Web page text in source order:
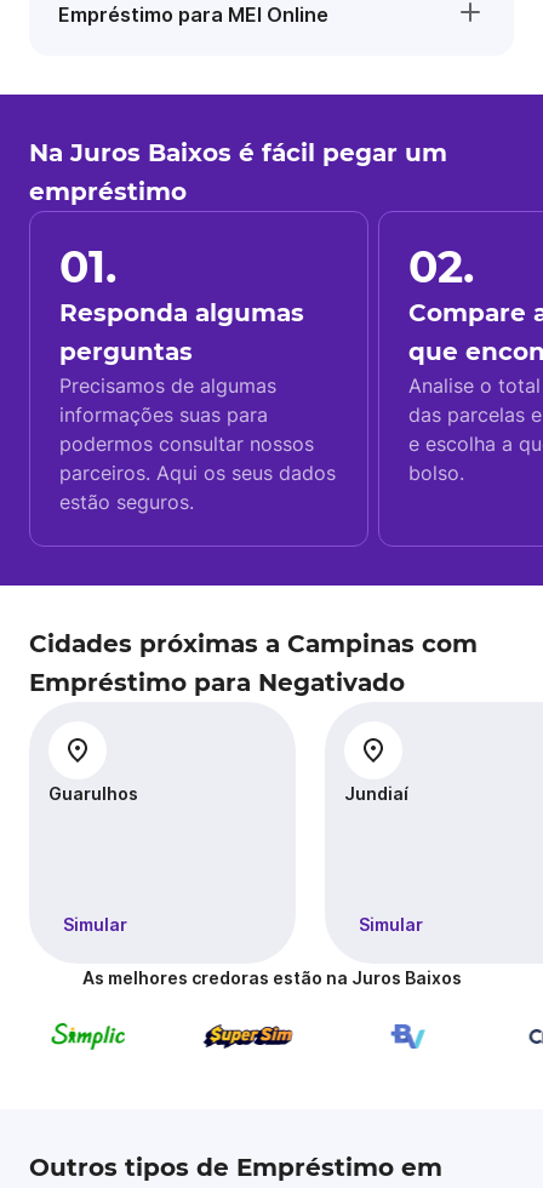
Empréstimo para MEI Online
Na Juros Baixos é fácil pegar um
empréstimo
01.
Responda algumas
perguntas
Precisamos de algumas
informações suas para
podermos consultar nossos
parceiros. Aqui os seus dados
estão seguros.
02.
Compare
que
Analise o
das parcelas
e escolha a
bolso.
Cidades próximas a Campinas com
Empréstimo para Negativado
Guarulhos
Simular
Jundiaí
Simular
As melhores credoras estão na Juros Baixos
Outros tipos de Empréstimo em